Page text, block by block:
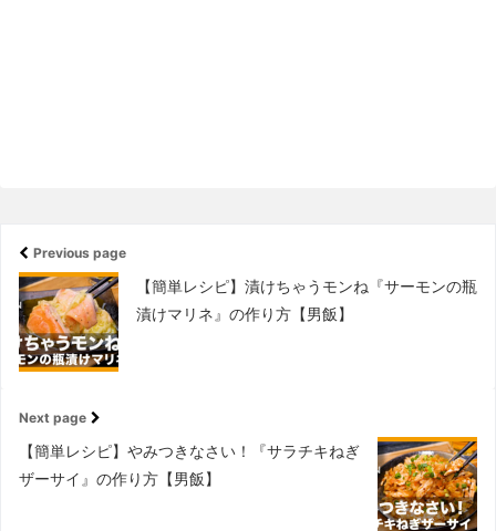
Previous page
【簡単レシピ】漬けちゃうモンね『サーモンの瓶
漬けマリネ』の作り方【男飯】
Next page
【簡単レシピ】やみつきなさい！『サラチキねぎ
ザーサイ』の作り方【男飯】